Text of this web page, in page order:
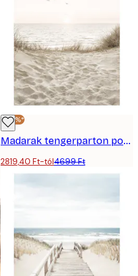
-40%*
Madarak tengerparton poszter
2819,40 Ft-tól4699 Ft